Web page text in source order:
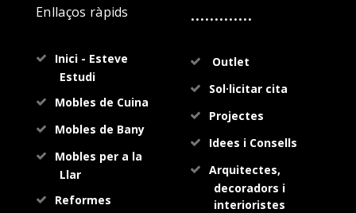
Enllaços ràpids
Inici - Esteve
Estudi
Mobles de Cuina
Mobles de Bany
Mobles per a la
Llar
Reformes
.............
Outlet
Sol·licitar cita
Projectes
Idees i Consells
Arquitectes,
decoradors i
interioristes